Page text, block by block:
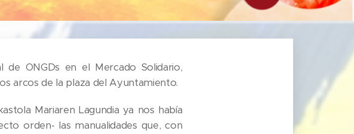
ONGDs en el Mercado Solidario,
arcos de la plaza del Ayuntamiento.
Mariaren Lagundia ya nos había
orden- las manualidades que, con